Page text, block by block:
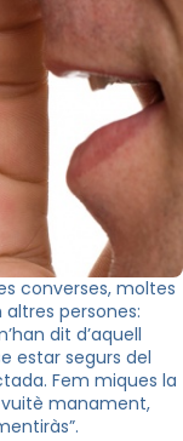
converses, moltes
persones:
dit d’aquell
estar segurs del
Fem miques la
manament,